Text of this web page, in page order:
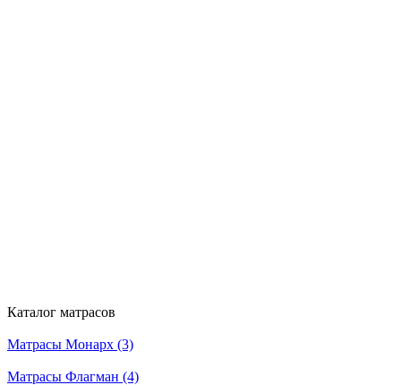
Каталог матрасов
Матрасы Монарх (3)
Матрасы Флагман (4)